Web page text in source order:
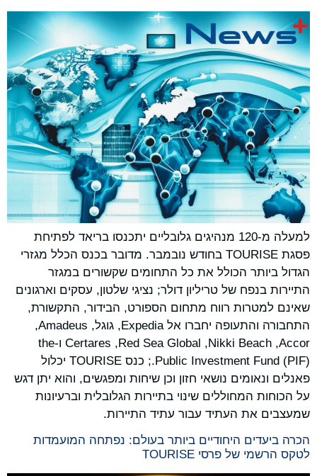
למעלה מ-120 מנהיגים גלובליים יתכנסו בריאד לפתיחת
פסגת TOURISE בחודש נובמבר. מדובר בכנס הכלל מגזרי
הגדול ביותר הכולל את כל התחומים שקשורים במגזר
התיירות בנפח של טריליון דולר; נציגי שלטון, עסקים וארגונים
שאינם למטרות רווח מתחום הספורט, הבידור, התקשורת,
התחבורה והתעופה יחברו אל Expedia, ‏גוגל, ‏Amadeus,
‏Accor, ‏Nikki Beach, ‏Red Sea Global, ‏Certares ו-the
Public Investment Fund (PIF).; כנס TOURISE יכלול
פאנלים ונאומים נושאי חזון וכן שיחות ומפגשים, והוא יתן דגש
על הכוחות המחוללים שינוי בתיירות הגלובלית וברעיונות
שמעצבים את העתיד עבור עתיד התיירות.
הכרה ביעדים היחודיים ביותר בעולם: נפתחה המועמדות
לטקס הרשמי של פרסי TOURISE